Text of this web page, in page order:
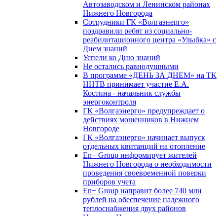
Автозаводском и Ленинском районах
Нижнего Новгорода
Сотрудники ГК «Волгаэнерго»
поздравили ребят из социально-
реабилитационного центра «Улыбка» с
Днем знаний
Успели ко Дню знаний
Не остались равнодушными
В программе «ДЕНЬ ЗА ДНЕМ» на ТК
ННТВ принимает участие Е.А.
Костина - начальник службы
энергоконтроля
ГК «Волгаэнерго» предупреждает о
действиях мошенников в Нижнем
Новгороде
ГК «Волгаэнерго» начинает выпуск
отдельных квитанций на отопление
En+ Group информирует жителей
Нижнего Новгорода о необходимости
проведения своевременной поверки
приборов учета
En+ Group направит более 740 млн
рублей на обеспечение надежного
теплоснабжения двух районов